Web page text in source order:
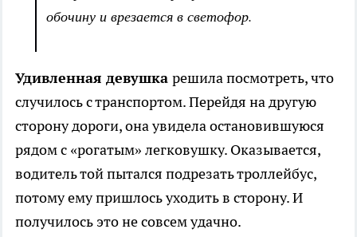
обочину и врезается в светофор.
Удивленная девушка решила посмотреть, что
случилось с транспортом. Перейдя на другую
сторону дороги, она увидела остановившуюся
рядом с «рогатым» легковушку. Оказывается,
водитель той пытался подрезать троллейбус,
потому ему пришлось уходить в сторону. И
получилось это не совсем удачно.